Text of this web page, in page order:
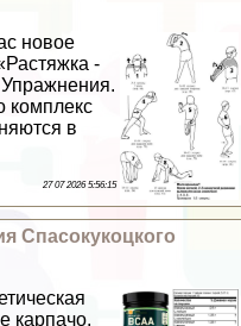
новое
-
комплекс
в
27 07 2026 5:56:15
Спасокукоцкого
карпачо,